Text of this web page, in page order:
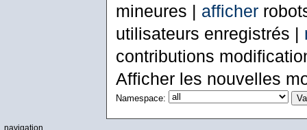
mineures | afficher
utilisateurs enregistrés |
contributions
Afficher les nouvelles
Namespace:
navigation